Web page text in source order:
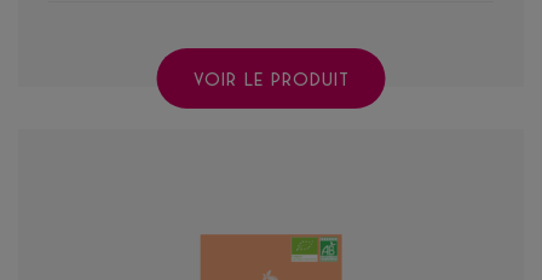
VOIR LE PRODUIT